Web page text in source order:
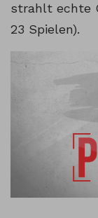
strahlt echte
23 Spielen).